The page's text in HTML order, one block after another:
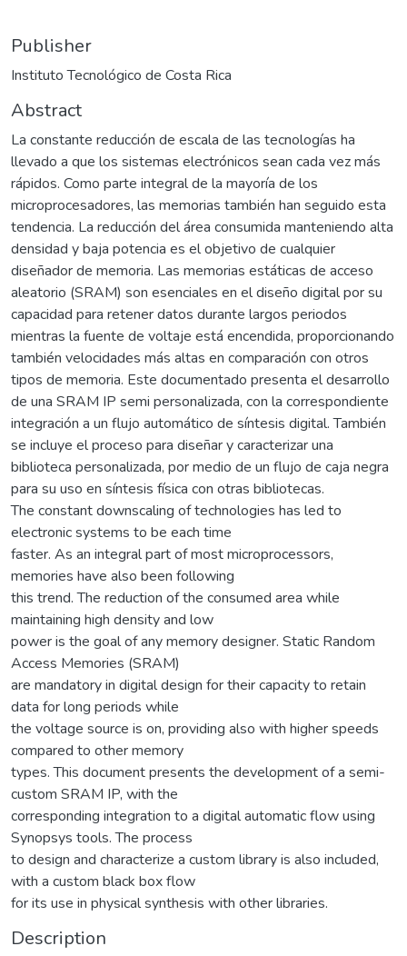
Publisher
Instituto Tecnológico de Costa Rica
Abstract
La constante reducción de escala de las tecnologías ha
llevado a que los sistemas electrónicos sean cada vez más
rápidos. Como parte integral de la mayoría de los
microprocesadores, las memorias también han seguido esta
tendencia. La reducción del área consumida manteniendo alta
densidad y baja potencia es el objetivo de cualquier
diseñador de memoria. Las memorias estáticas de acceso
aleatorio (SRAM) son esenciales en el diseño digital por su
capacidad para retener datos durante largos periodos
mientras la fuente de voltaje está encendida, proporcionando
también velocidades más altas en comparación con otros
tipos de memoria. Este documentado presenta el desarrollo
de una SRAM IP semi personalizada, con la correspondiente
integración a un flujo automático de síntesis digital. También
se incluye el proceso para diseñar y caracterizar una
biblioteca personalizada, por medio de un flujo de caja negra
para su uso en síntesis física con otras bibliotecas.
The constant downscaling of technologies has led to
electronic systems to be each time
faster. As an integral part of most microprocessors,
memories have also been following
this trend. The reduction of the consumed area while
maintaining high density and low
power is the goal of any memory designer. Static Random
Access Memories (SRAM)
are mandatory in digital design for their capacity to retain
data for long periods while
the voltage source is on, providing also with higher speeds
compared to other memory
types. This document presents the development of a semi-
custom SRAM IP, with the
corresponding integration to a digital automatic flow using
Synopsys tools. The process
to design and characterize a custom library is also included,
with a custom black box flow
for its use in physical synthesis with other libraries.
Description